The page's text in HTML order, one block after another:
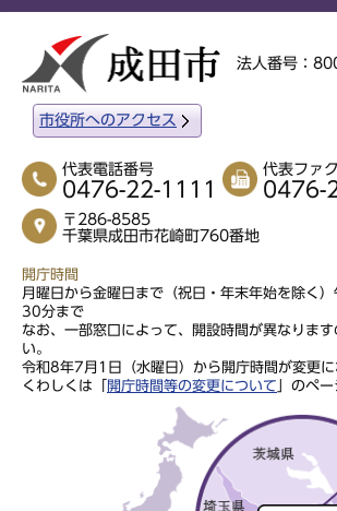
法人番号：
市役所へのアクセス
代表電話番号
0476-22-1111
代表ファ
0476-
〒286-8585
千葉県成田市花崎町760番地
開庁時間
月曜日から金曜日まで（祝日・年末年始を除く
30分まで
なお、一部窓口によって、開設時間が異なりま
い。
令和8年7月1日（水曜日）から開庁時間が変更に
くわしくは「
開庁時間等の変更について 」のペ